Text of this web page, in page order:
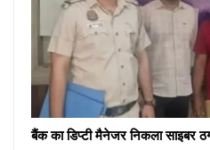
बैंक का डिप्टी मैनेजर निकला साइबर